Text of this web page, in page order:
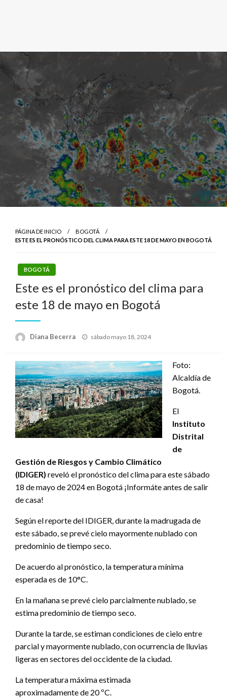
PÁGINA DE INICIO
BOGOTÁ
ESTE ES EL PRONÓSTICO DEL CLIMA PARA ESTE 18 DE MAYO EN BOGOTÁ
BOGOTÁ
Este es el pronóstico del clima para
este 18 de mayo en Bogotá
Diana Becerra
Publicado
sábado mayo 18, 2024
Foto:
Alcaldía de
Bogotá.
El
Instituto
Distrital
de
Gestión de Riesgos y Cambio Climático
(IDIGER) reveló el pronóstico del clima para este sábado
18 de mayo de 2024 en Bogotá ¡Informáte antes de salir
de casa!
Según el reporte del IDIGER, durante la madrugada de
este sábado, se prevé cielo mayormente nublado con
predominio de tiempo seco.
De acuerdo al pronóstico, la temperatura mínima
esperada es de 10°C.
En la mañana se prevé cielo parcialmente nublado, se
estima predominio de tiempo seco.
Durante la tarde, se estiman condiciones de cielo entre
parcial y mayormente nublado, con ocurrencia de lluvias
ligeras en sectores del occidente de la ciudad.
La temperatura máxima estimada
aproximadamente de 20 ºC.